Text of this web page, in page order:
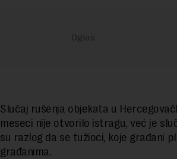
Slučaj rušenja objekata u
meseci nije otvorilo istragu, već je
su razlog da se tužioci, koje građani
građanima.